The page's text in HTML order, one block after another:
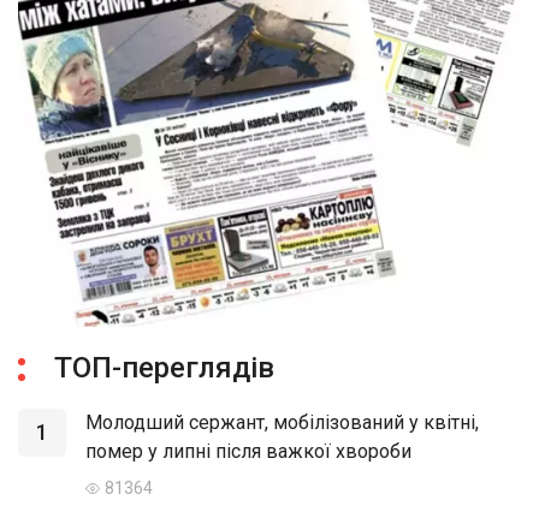
ТОП-переглядів
1
Молодший сержант, мобілізований у квітні,
помер у липні після важкої хвороби
81364